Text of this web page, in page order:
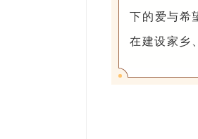
下的爱与希
在建设家乡